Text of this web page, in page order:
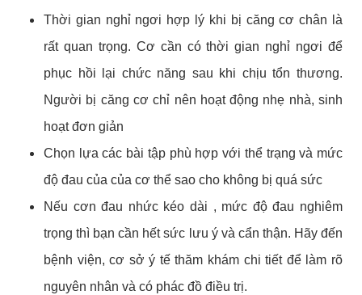
Thời gian nghỉ ngơi hợp lý khi bị căng cơ chân là
rất quan trọng. Cơ cần có thời gian nghỉ ngơi để
phục hồi lại chức năng sau khi chịu tổn thương.
Người bị căng cơ chỉ nên hoạt động nhẹ nhà, sinh
hoạt đơn giản
Chọn lựa các bài tập phù hợp với thể trạng và mức
độ đau của của cơ thể sao cho không bị quá sức
Nếu cơn đau nhức kéo dài , mức độ đau nghiêm
trọng thì bạn cần hết sức lưu ý và cẩn thận. Hãy đến
bệnh viện, cơ sở ý tế thăm khám chi tiết để làm rõ
nguyên nhân và có phác đồ điều trị.